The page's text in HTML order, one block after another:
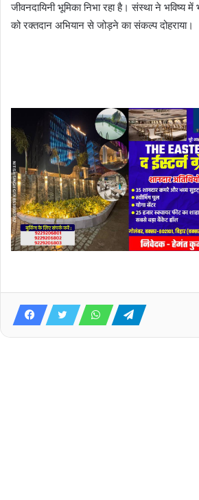
जीवनदायिनी भूमिका निभा रहा है। संस्था ने
को रक्तदान अभियान से जोड़ने का संकल्प दोहराया।